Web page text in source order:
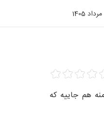
هم جاییه که